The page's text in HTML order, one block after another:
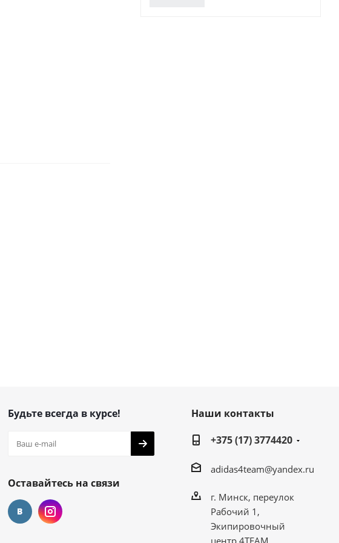
Будьте всегда в курсе!
Оставайтесь на связи
Наши контакты
+375 (17) 3774420
adidas4team@yandex.ru
г. Минск, переулок
Рабочий 1,
Экипировочный
центр 4TEAM